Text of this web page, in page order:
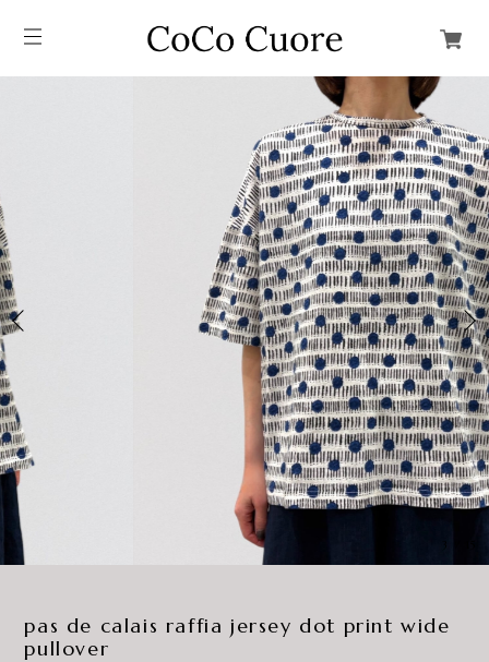
pas de calais raffia jersey dot print wide
pullover